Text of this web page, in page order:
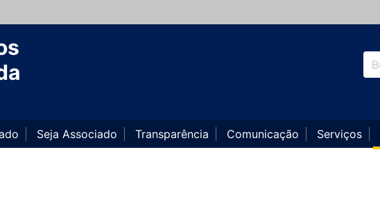
Seja Associado Transparência Comunicação Serviços